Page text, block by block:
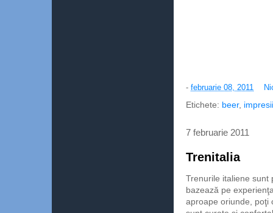
- februarie 08, 2011
Etichete: beer,
7 februarie 2011
Trenitalia
Trenurile italiene sunt
bazează pe
aproape oriunde, poţi